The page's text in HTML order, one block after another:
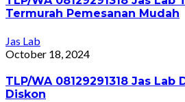
Termurah Pemesanan Mudah
Jas Lab
October 18, 2024
TLP/WA 08129291318 Jas Lab
Diskon